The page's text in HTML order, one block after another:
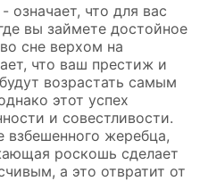
означает, что для вас
вы займете достойное
сне верхом на
что ваш престиж и
возрастать самым
этот успех
и совестливости.
жеребца,
роскошь сделает
а это отвратит от